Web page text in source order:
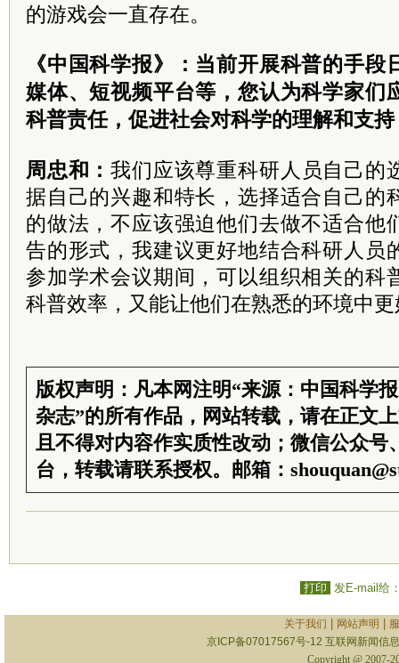
的游戏会一直存在。
《中国科学报》：当前开展科普的手
媒体、短视频平台等，您认为科学家们
科普责任，促进社会对科学的理解和支持
周忠和：我们应该尊重科研人员自己的
据自己的兴趣和特长，选择适合自己的
的做法，不应该强迫他们去做不适合他
告的形式，我建议更好地结合科研人员
参加学术会议期间，可以组织相关的科
科普效率，又能让他们在熟悉的环境中
版权声明：凡本网注明“来源：中国科学
杂志”的所有作品，网站转载，请在正文
且不得对内容作实质性改动；微信公众号
台，转载请联系授权。邮箱：
打印 发E-mail给
关于我们 网站声明
京ICP备07017567号-12 互联网新闻信
Copyright @ 2007-